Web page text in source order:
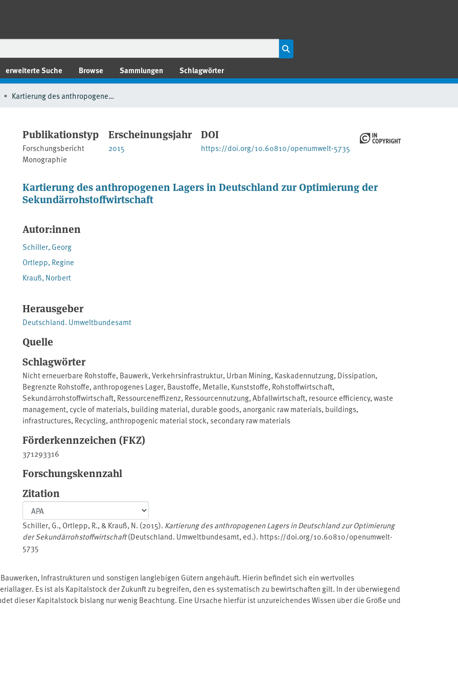
erweiterte Suche Browse Sammlungen Schlagwörter
Kartierung des anthropogenen Lagers in Deutschland zur Optimierung der Sekundärrohstoffwirtschaft
Publikationstyp
Forschungsbericht
Monographie
Erscheinungsjahr
2015
DOI
https://doi.org/10.60810/openumwelt-5735
Kartierung des anthropogenen Lagers in Deutschland zur Optimierung der
Sekundärrohstoffwirtschaft
Autor:innen
Schiller, Georg
Ortlepp, Regine
Krauß, Norbert
Herausgeber
Deutschland. Umweltbundesamt
Quelle
Schlagwörter
Nicht erneuerbare Rohstoffe, Bauwerk,Verkehrsinfrastruktur, Urban Mining, Kaskadennutzung, Dissipation,
Begrenzte Rohstoffe, anthropogenes Lager, Baustoffe, Metalle, Kunststoffe, Rohstoffwirtschaft,
Sekundärrohstoffwirtschaft, Ressourceneffizenz, Ressourcennutzung,Abfallwirtschaft, resource efficiency,waste
management, cycle of materials, building material, durable goods, anorganic raw materials, buildings,
infrastructures, Recycling, anthropogenic material stock, secondary raw materials
Förderkennzeichen (FKZ)
371293316
Forschungskennzahl
Zitation
Schiller, G., Ortlepp, R., & Krauß, N. (2015). Kartierung des anthropogenen Lagers in Deutschland zur Optimierung
der Sekundärrohstoffwirtschaft(Deutschland. Umweltbundesamt, ed.). https://doi.org/10.60810/openumwelt-
5735
Infrastrukturen und sonstigen langlebigen Gütern angehäuft. Hierin befindet sich ein wertvolles
Es ist als Kapitalstock der Zukunft zu begreifen, den es systematisch zu bewirtschaften gilt. In der überwiegend
dieser Kapitalstock bislang nur wenig Beachtung. Eine Ursache hierfür ist unzureichendes Wissen über die Größe und
ein differenziertes Bild über Materialflüsse und Materialbestände vor, die in langlebigen Gütern in Deutschland
umfangreichen Daten wurde ein Konzept vorgelegt, das Grundlagen zum Aufbau eines langfristigen Monitorings des
von Bestandsveränderungen liefert.